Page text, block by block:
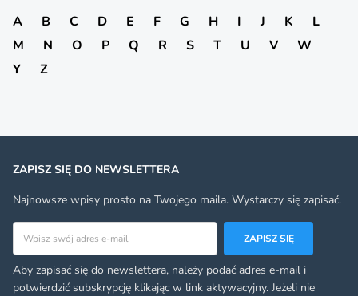
A B C D E F G H I J K
L
M
N O P Q R S T U V
W
Y
Z
ZAPISZ SIĘ DO NEWSLETTERA
Najnowsze wpisy prosto na Twojego maila. Wystarczy się zapisać.
ZAPISZ SIĘ
Aby zapisać się do newslettera, należy podać adres e-mail i
potwierdzić subskrypcję klikając w link aktywacyjny. Jeżeli nie